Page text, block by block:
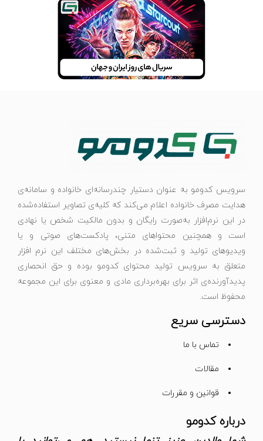
سرویس کدومو به عنوان دستیار چندرسانه‌ای خانواده و سامانه‌ی
هدایت مصرف خانواده اعلام می‌کند که کلیه‌ی تصاویر استفاده‌شده
در این نرم‌افزار به‌صورت رایگان و بدون مالکیت شخص یا نهادی
است و همچنین محتواهای متنی، پادکست‌های صوتی و یا
ویدیوهای تولید و ثبت‌شده در بخش‌های مختلف این نرم افزار
متعلق به سرویس تولید محتوای کدومو بوده و حق انحصاری
پدیدآورنده‌ی اثر برای بهره‌برداری مادی و معنوی برای این مجموعه
محفوظ است.
دسترسی سریع
تماس با ما
مقالات
قوانین و مقررات
درباره کدومو